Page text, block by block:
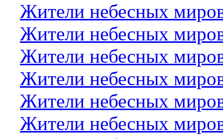
Жители небесных
Жители небесных
Жители небесных
Жители небесных
Жители небесных
Жители небесных